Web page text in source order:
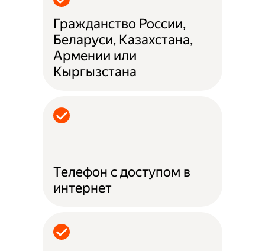
Гражданство России,
Беларуси, Казахстана,
Армении или
Кыргызстана
Телефон с доступом в
интернет